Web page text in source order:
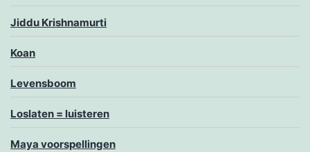
Jiddu Krishnamurti
Koan
Levensboom
Loslaten = luisteren
Maya voorspellingen